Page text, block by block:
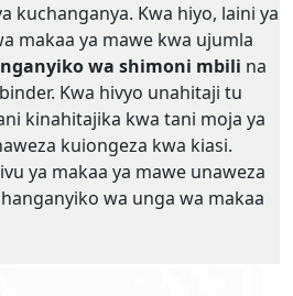
kuchanganya. Kwa hiyo, laini ya
makaa ya mawe kwa ujumla
wa shimoni mbili na
Kwa hivyo unahitaji tu
kinahitajika kwa tani moja ya
kuiongeza kwa kiasi.
ya makaa ya mawe unaweza
wa unga wa makaa